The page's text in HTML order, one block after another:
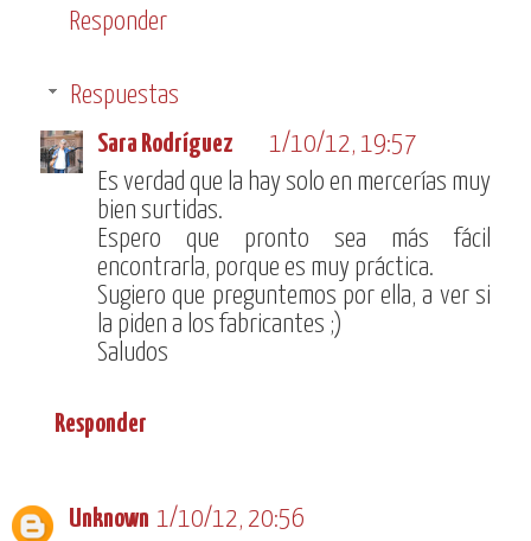
Responder
Respuestas
Sara Rodríguez
1/10/12, 19:57
Es verdad que la hay solo en mercerías muy
bien surtidas.
Espero que pronto sea más fácil
encontrarla, porque es muy práctica.
Sugiero que preguntemos por ella, a ver si
la piden a los fabricantes ;)
Saludos
Responder
Unknown 1/10/12, 20:56